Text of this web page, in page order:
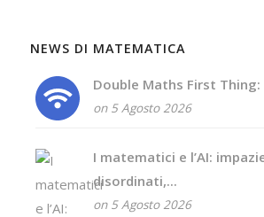
NEWS DI MATEMATICA
Double Maths First Thing:
on 5 Agosto 2026
I matematici e l’AI:
disordinati,...
on 5 Agosto 2026